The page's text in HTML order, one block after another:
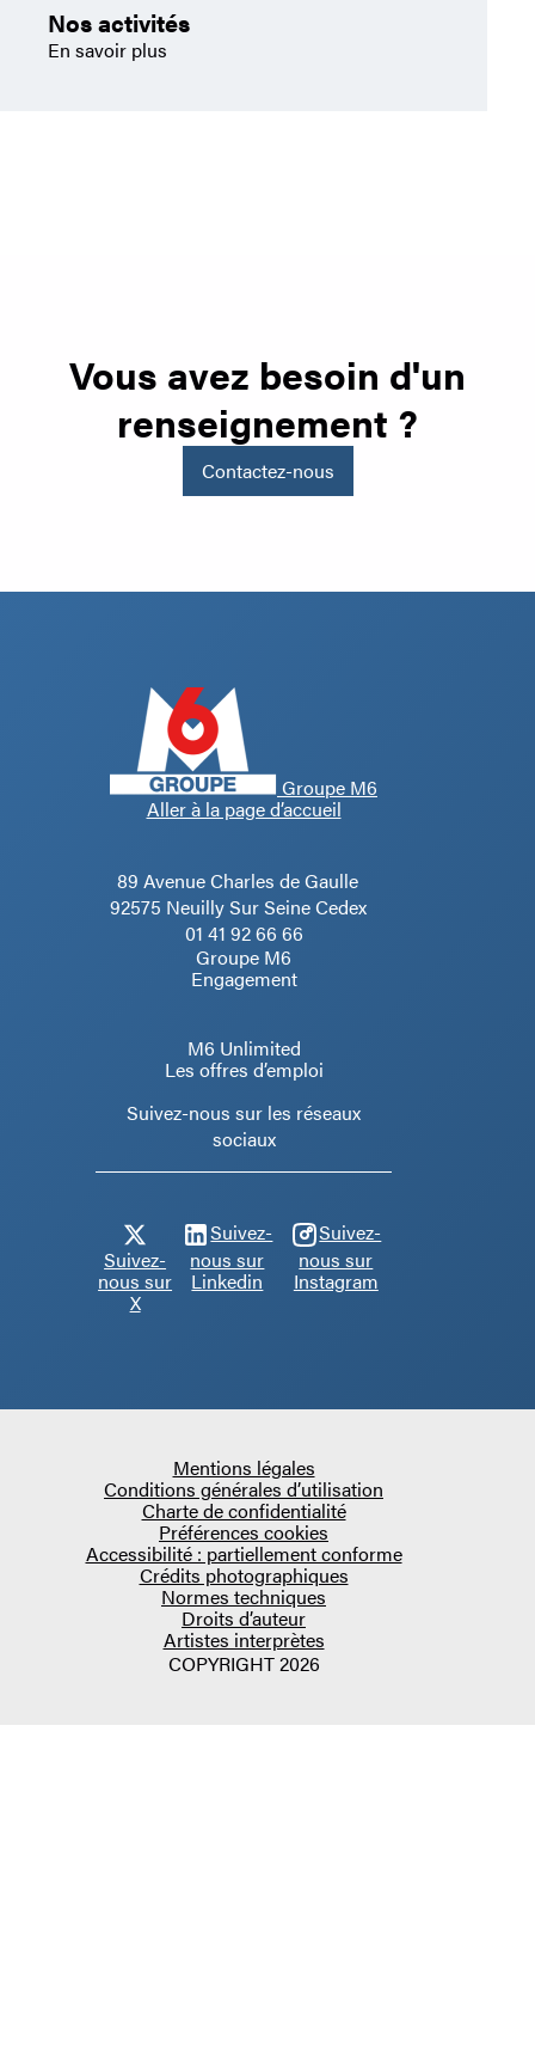
Nos activités
En savoir plus
Vous avez besoin d'un
renseignement ?
Contactez-nous
Groupe M6
Aller à la page d’accueil
89 Avenue Charles de Gaulle
92575 Neuilly Sur Seine Cedex
01 41 92 66 66
Groupe M6
Engagement
M6 Unlimited
Les offres d’emploi
Suivez-nous sur les réseaux
sociaux
Suivez-
nous sur
X
Suivez-
nous sur
Linkedin
Suivez-
nous sur
Instagram
COPYRIGHT 2026
Mentions légales
Conditions générales d’utilisation
Charte de confidentialité
Préférences cookies
Accessibilité : partiellement conforme
Crédits photographiques
Normes techniques
Droits d’auteur
Artistes interprètes